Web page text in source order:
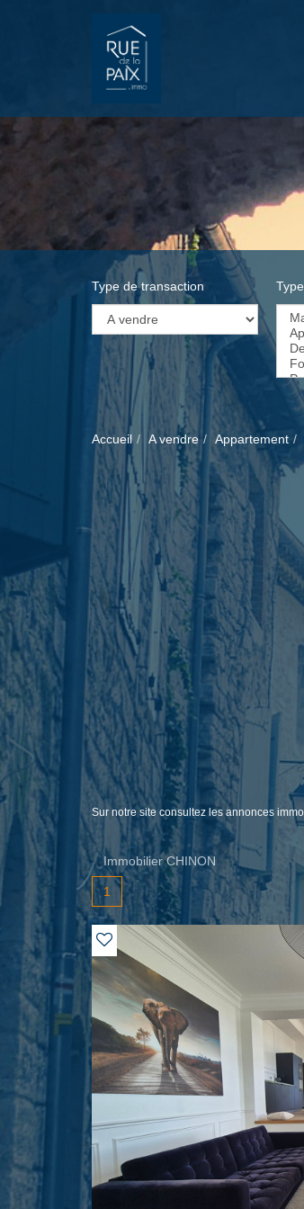
Type de transaction
Accueil A vendre Appartement
Sur notre site consultez les annonces
Immobilier CHINON
1